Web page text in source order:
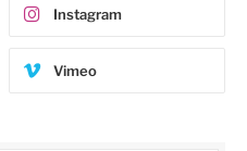
Instagram
Vimeo